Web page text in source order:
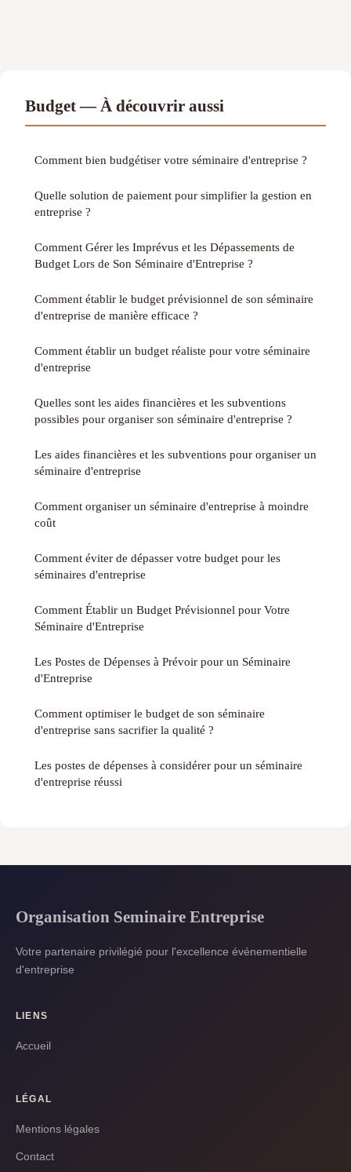
Budget — À découvrir aussi
Comment bien budgétiser votre séminaire d'entreprise ?
Quelle solution de paiement pour simplifier la gestion en
entreprise ?
Comment Gérer les Imprévus et les Dépassements de
Budget Lors de Son Séminaire d'Entreprise ?
Comment établir le budget prévisionnel de son séminaire
d'entreprise de manière efficace ?
Comment établir un budget réaliste pour votre séminaire
d'entreprise
Quelles sont les aides financières et les subventions
possibles pour organiser son séminaire d'entreprise ?
Les aides financières et les subventions pour organiser un
séminaire d'entreprise
Comment organiser un séminaire d'entreprise à moindre
coût
Comment éviter de dépasser votre budget pour les
séminaires d'entreprise
Comment Établir un Budget Prévisionnel pour Votre
Séminaire d'Entreprise
Les Postes de Dépenses à Prévoir pour un Séminaire
d'Entreprise
Comment optimiser le budget de son séminaire
d'entreprise sans sacrifier la qualité ?
Les postes de dépenses à considérer pour un séminaire
d'entreprise réussi
Organisation Seminaire Entreprise
Votre partenaire privilégié pour l'excellence événementielle
d'entreprise
LIENS
Accueil
LÉGAL
Mentions légales
Contact